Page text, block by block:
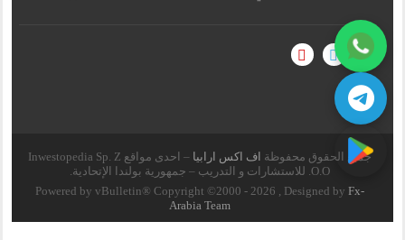
جميع الحقوق محفوظة اف اكس ارابيا
– احدى مواقع Inwestopedia Sp. Z
O.O. للاستشارات و التدريب – جمهورية بولندا الإتحادية.
Powered by vBulletin® Copyright ©2000 - 2026 , Designed byFx-
Arabia Team